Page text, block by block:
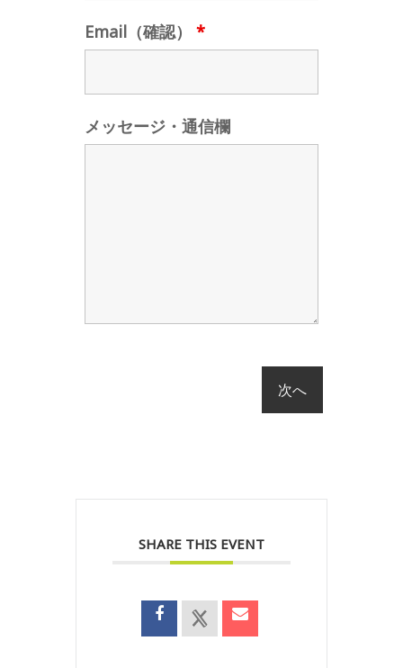
Email（確認） *
メッセージ・通信欄
SHARE THIS EVENT